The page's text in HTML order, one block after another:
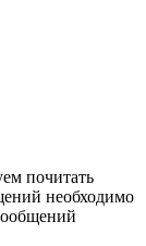
почитать
необходимо